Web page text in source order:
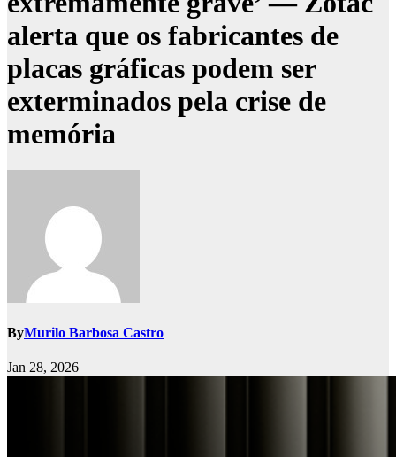
alerta que os fabricantes de
placas gráficas podem ser
exterminados pela crise de
memória
ByMurilo Barbosa Castro
Jan 28, 2026